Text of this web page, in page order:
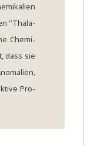
''Tha­la­
Che­mi­
dass sie
Pro­